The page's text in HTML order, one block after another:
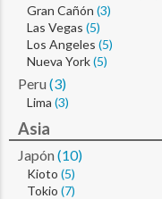
Gran Cañón (3)
Las Vegas (5)
Los Angeles (5)
Nueva York(5)
Peru (3)
Lima (3)
Asia
Japón (10)
Kioto (5)
Tokio (7)